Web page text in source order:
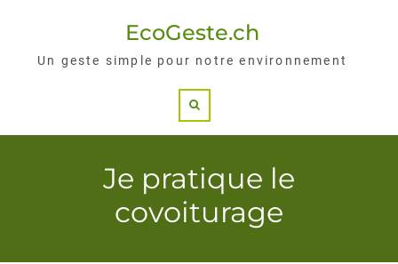
EcoGeste.ch
Un geste simple pour notre environnement
Je pratique le
covoiturage